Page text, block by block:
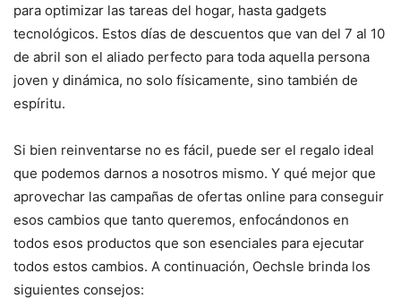
para optimizar las tareas del hogar, hasta gadgets
tecnológicos. Estos días de descuentos que van del 7 al 10
de abril son el aliado perfecto para toda aquella persona
joven y dinámica, no solo físicamente, sino también de
espíritu.
Si bien reinventarse no es fácil, puede ser el regalo ideal
que podemos darnos a nosotros mismo. Y qué mejor que
aprovechar las campañas de ofertas online para conseguir
esos cambios que tanto queremos, enfocándonos en
todos esos productos que son esenciales para ejecutar
todos estos cambios. A continuación, Oechsle brinda los
siguientes consejos: